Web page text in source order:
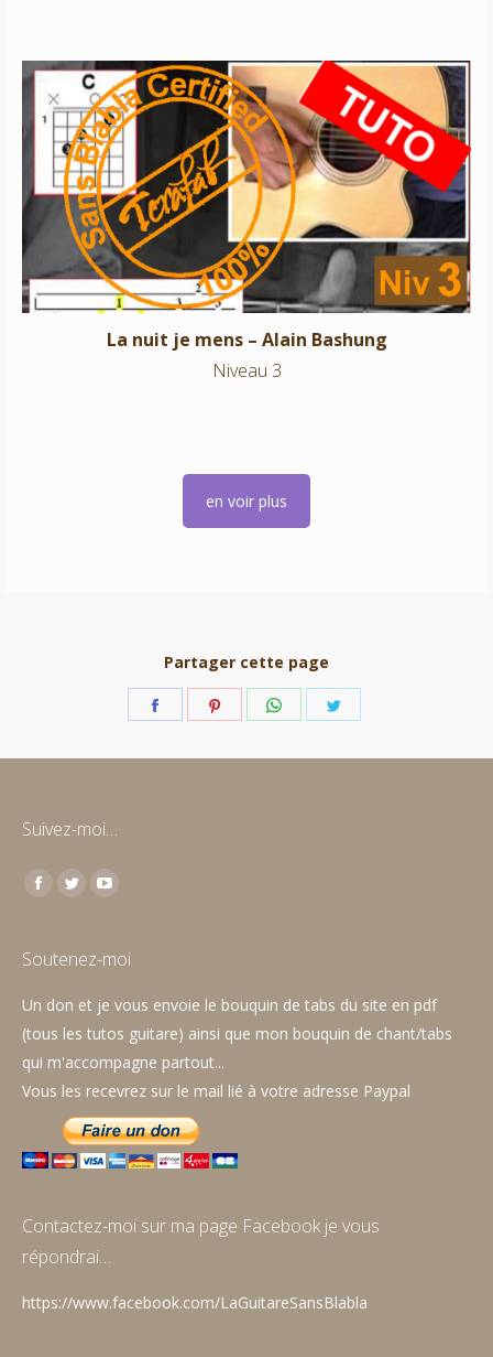
La nuit je mens – Alain Bashung
Niveau 3
La nuit je mens – Alain Bashung
Niveau 3
en voir plus
Partager cette page
Partager Partager Partager
Suivez-moi…
Trouvez nous sur :
Facebook
opens
new
window
Twitter
opens
new
window
YouTube
opens
new
window
Soutenez-moi
Un don et je vous envoie le bouquin de tabs du site en pdf
(tous les tutos guitare) ainsi que mon bouquin de chant/tabs
qui m'accompagne partout...
Vous les recevrez sur le mail lié à votre adresse Paypal
Contactez-moi sur ma page Facebook je vous
répondrai…
https://www.facebook.com/LaGuitareSansBlabla